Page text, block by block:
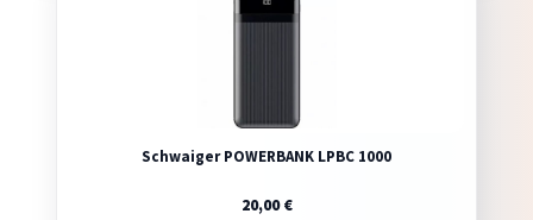
Schwaiger POWERBANK LPBC 1000
20,00€